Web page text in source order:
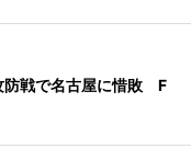
防戦で名古屋に惜敗 F